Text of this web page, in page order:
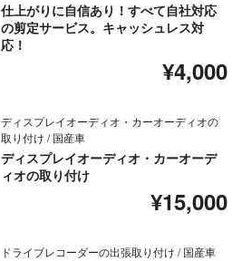
仕上がりに自信あり！すべて自社対応
の剪定サービス。キャッシュレス対
応！
¥4,000
ディスプレイオーディオ・カーオーディオの
取り付け / 国産車
ディスプレイオーディオ・カーオーデ
ィオの取り付け
¥15,000
ドライブレコーダーの出張取り付け / 国産車